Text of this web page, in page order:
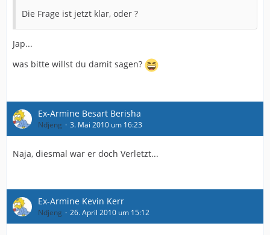
Die Frage ist jetzt klar, oder ?
Jap...
was bitte willst du damit sagen?
Ex-Armine Besart Berisha
Ndjeng 3. Mai 2010 um 16:23
Naja, diesmal war er doch Verletzt...
Ex-Armine Kevin Kerr
Ndjeng 26. April 2010 um 15:12